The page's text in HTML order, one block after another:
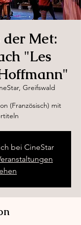
der Met:
"Les
Greifswald
(Französisch) mit
bei CineStar